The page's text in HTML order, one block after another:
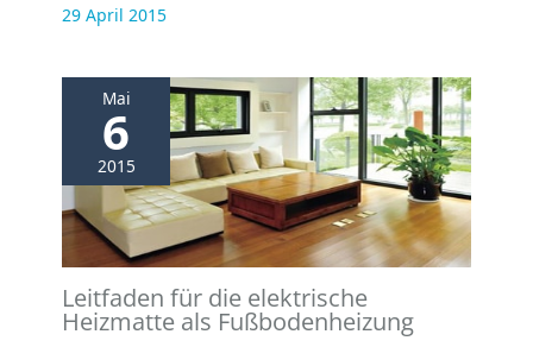
29 April 2015
Mai
6
2015
Leitfaden für die elektrische
Heizmatte als Fußbodenheizung